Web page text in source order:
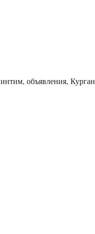
объявления, Курган